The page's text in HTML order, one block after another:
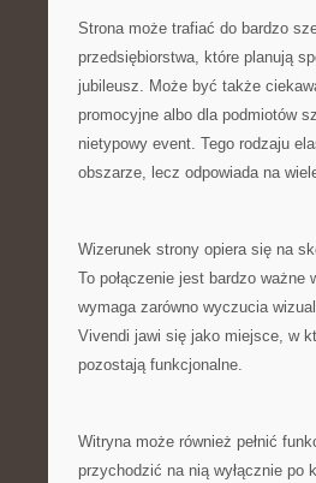
Strona może trafiać do bardzo
przedsiębiorstwa, które planują
jubileusz. Może być także
promocyjne albo dla podmiotów
nietypowy event. Tego rodzaju
obszarze, lecz odpowiada na
Wizerunek strony opiera się na
To połączenie jest bardzo
wymaga zarówno wyczucia
Vivendi jawi się jako miejsce, w
pozostają funkcjonalne.
Witryna może również pełnić
przychodzić na nią wyłącznie po